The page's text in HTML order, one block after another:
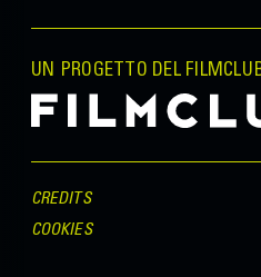
UN PROGETTO DEL
CREDITS
COOKIES